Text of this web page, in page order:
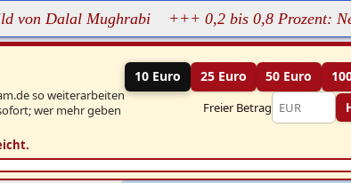
Mughrabi +++ 0,2 bis 0,8 Prozent: Neue
so weiterarbeiten
wer mehr geben
10 Euro 25 Euro 50 Euro
Freier Betrag